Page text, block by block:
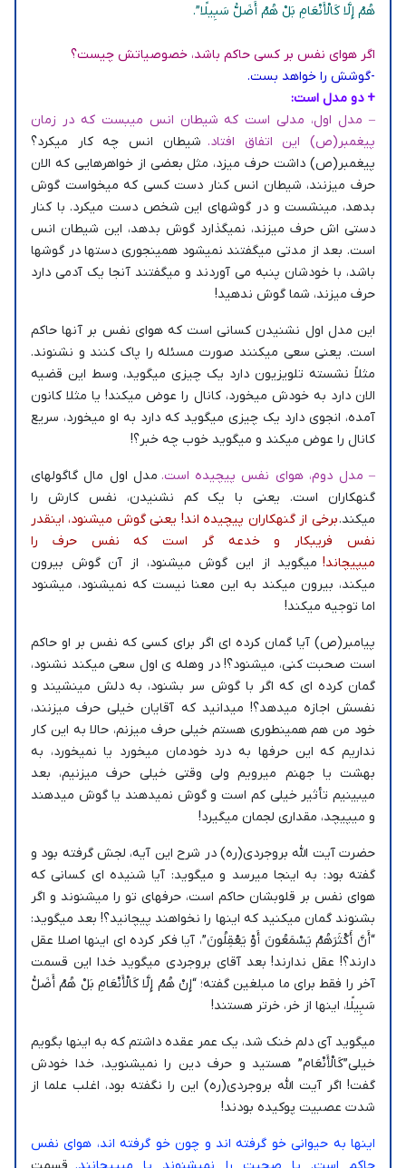
هُمْ إِلَّا کَالْأَنْعَامِ بَلْ هُمْ أَضَلُّ سَبِیلًا”.
اگر هوای نفس بر کسی حاکم باشد، خصوصیاتش چیست؟
-گوشش را خواهد بست.
+ دو مدل است:
– مدل اول، مدلی است که شیطان انس میبست که در زمان
پیغمبر(ص) این اتفاق افتاد. شیطان انس چه کار میکرد؟
پیغمبر(ص) داشت حرف میزد، مثل بعضی از خواهرهایی که الان
حرف میزنند، شیطان انس کنار دست کسی که میخواست گوش
بدهد، مینشست و در گوشهای این شخص دست میکرد. با کنار
دستی اش حرف میزند، نمیگذارد گوش بدهد، این شیطان انس
است. بعد از مدتی میگفتند نمیشود همینجوری دستها در گوشها
باشد، با خودشان پنبه می آوردند و میگفتند آنجا یک آدمی دارد
حرف میزند، شما گوش ندهید!
این مدل اول نشنیدن کسانی است که هوای نفس بر آنها حاکم
است. یعنی سعی میکنند صورت مسئله را پاک کنند و نشنوند.
مثلاً نشسته تلویزیون دارد یک چیزی میگوید، وسط این قضیه
الان دارد به خودش میخورد، کانال را عوض میکند! یا مثلا کانون
آمده، انجوی دارد یک چیزی میگوید که دارد به او میخورد، سریع
کانال را عوض میکند و میگوید خوب چه خبر؟!
– مدل دوم، هوای نفس پیچیده است. مدل اول مال گاگولهای
گنهکاران است. یعنی با یک کم نشنیدن، نفس کارش را
میکند.برخی از گنهکاران پیچیده اند! یعنی گوش میشنود، اینقدر
نفس فریبکار و خدعه گر است که نفس حرف را
میپیچاند! میگوید از این گوش میشنود، از آن گوش بیرون
میکند، بیرون میکند به این معنا نیست که نمیشنود، میشنود
اما توجیه میکند!
پیامبر(ص) آیا گمان کرده ای اگر برای کسی که نفس بر او حاکم
است صحبت کنی، میشنود؟! در وهله ی اول سعی میکند نشنود،
گمان کرده ای که اگر با گوش سر بشنود، به دلش مینشیند و
نفسش اجازه میدهد؟! میدانید که آقایان خیلی حرف میزنند،
خود من هم همینطوری هستم خیلی حرف میزنم، حالا به این کار
نداریم که این حرفها به درد خودمان میخورد یا نمیخورد، به
بهشت یا جهنم میرویم ولی وقتی خیلی حرف میزنیم، بعد
میبینیم تأثیر خیلی کم است و گوش نمیدهند یا گوش میدهند
و میپیچد، مقداری لجمان میگیرد!
حضرت آیت الله بروجردی(ره) در شرح این آیه، لجش گرفته بود و
گفته بود: به اینجا میرسد و میگوید: آیا شنیده ای کسانی که
هوای نفس بر قلوبشان حاکم است، حرفهای تو را میشنوند و اگر
بشنوند گمان میکنید که اینها را نخواهند پیچانید؟! بعد میگوید:
“أَنَّ أَکْثَرَ‌هُمْ یَسْمَعُونَ أَوْ یَعْقِلُونَ”، آیا فکر کرده ای اینها اصلا عقل
دارند؟! عقل ندارند! بعد آقای بروجردی میگوید خدا این قسمت
آخر را فقط برای ما مبلغین گفته؛ “إِنْ هُمْ إِلَّا کَالْأَنْعَامِ بَلْ هُمْ أَضَلُّ
سَبِیلًا، اینها از خر، خرتر هستند!
میگوید آی دلم خنک شد، یک عمر عقده داشتم که به اینها بگویم
خیلی”کَالْأَنْعَام” هستید و حرف دین را نمیشنوید، خدا خودش
گفت! اگر آیت الله بروجردی(ره) این را نگفته بود، اغلب علما از
شدت عصبیت پوکیده بودند!
اینها به حیوانی خو گرفته اند و چون خو گرفته اند، هوای نفس